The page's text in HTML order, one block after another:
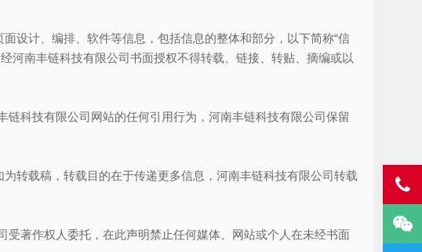
设计、编排、软件等信息，包括信息的整体和部分，以下简称“信
河南丰链科技有限公司书面授权不得转载、链接、转贴、摘编或以
科技有限公司网站的任何引用行为，河南丰链科技有限公司保留
转载稿，转载目的在于传递更多信息，河南丰链科技有限公司转载
著作权人委托，在此声明禁止任何媒体、网站或个人在未经书面